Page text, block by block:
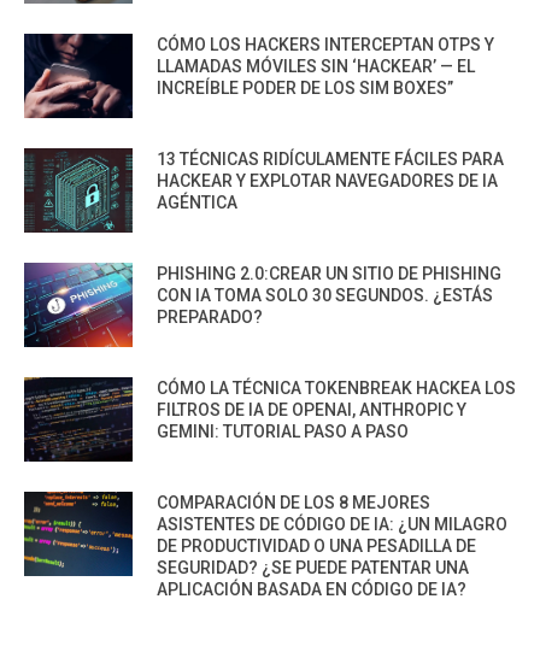
CÓMO LOS HACKERS INTERCEPTAN OTPS Y
LLAMADAS MÓVILES SIN ‘HACKEAR’ — EL
INCREÍBLE PODER DE LOS SIM BOXES”
13 TÉCNICAS RIDÍCULAMENTE FÁCILES PARA
HACKEAR Y EXPLOTAR NAVEGADORES DE IA
AGÉNTICA
PHISHING 2.0:CREAR UN SITIO DE PHISHING
CON IA TOMA SOLO 30 SEGUNDOS. ¿ESTÁS
PREPARADO?
CÓMO LA TÉCNICA TOKENBREAK HACKEA LOS
FILTROS DE IA DE OPENAI, ANTHROPIC Y
GEMINI: TUTORIAL PASO A PASO
COMPARACIÓN DE LOS 8 MEJORES
ASISTENTES DE CÓDIGO DE IA: ¿UN MILAGRO
DE PRODUCTIVIDAD O UNA PESADILLA DE
SEGURIDAD? ¿SE PUEDE PATENTAR UNA
APLICACIÓN BASADA EN CÓDIGO DE IA?